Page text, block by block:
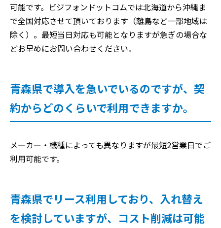
可能です。ビジフォンドットコムでは北海道から沖縄ま
で全国対応させて頂いております（離島など一部地域は
除く）。最短当日対応も可能となりますが急ぎの場合な
どお早めにお問い合わせください。
青森県で導入を急いでいるのですが、契
約からどのくらいで利用できますか。
メーカー・機種によっても異なりますが最短2営業日でご
利用可能です。
青森県でリース利用しており、入れ替え
を検討していますが、コスト削減は可能